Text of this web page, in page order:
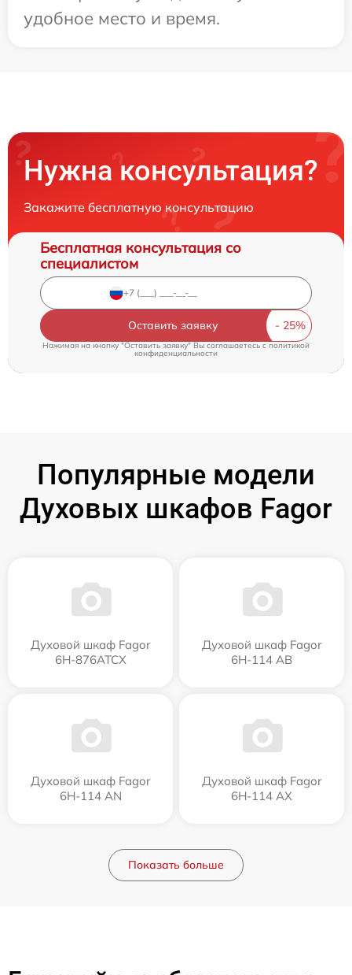
удобное место и время.
Нужна консультация?
Закажите бесплатную консультацию
Бесплатная консультация со
специалистом
Оставить заявку
Нажимая на кнопку "Оставить заявку" Вы соглашаетесь cполитикой
конфиденциальности
Популярные модели
Духовых шкафов Fagor
Духовой шкаф Fagor
6H-876ATCX
Духовой шкаф Fagor
6H-114 AB
Духовой шкаф Fagor
6H-114 AN
Духовой шкаф Fagor
6H-114 AX
Показать больше